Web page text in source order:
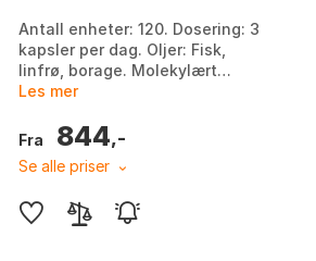
Antall enheter: 120. Dosering: 3
kapsler per dag. Oljer: Fisk,
linfrø, borage. Molekylært
destillert: Fjerner kvikksølv,
Brown. Stør...
Les mer
Fra 844,-
Se alle priser